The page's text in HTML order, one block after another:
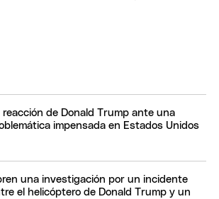
reacción de Donald Trump ante una
impensada en Estados Unidos
una investigación por un incidente
el helicóptero de Donald Trump y un